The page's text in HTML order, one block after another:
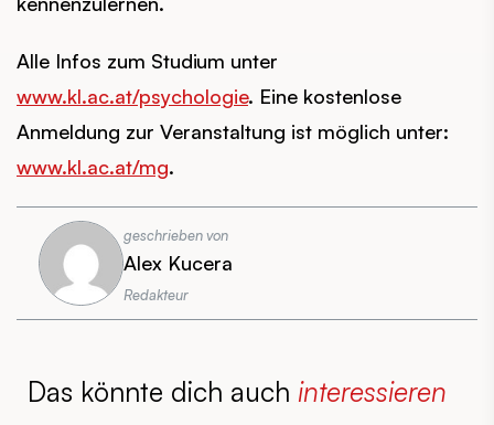
Alle Infos zum Studium unter
www.kl.ac.at/psychologie. Eine kostenlose
Anmeldung zur Veranstaltung ist möglich unter:
www.kl.ac.at/mg.
geschrieben von
Alex Kucera
Redakteur
Das könnte dich auch interessieren